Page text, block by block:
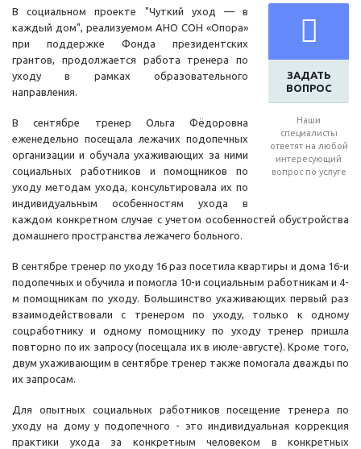
ЗАДАТЬ
ВОПРОС
Наши
специалисты
ответят на любой
интересующий
вопрос по услуге
В социальном проекте "Чуткий уход — в
каждый дом", реализуемом АНО СОН «Опора»
при поддержке Фонда президентских
грантов, продолжается работа тренера по
уходу в рамках образовательного
направления.
В сентябре тренер Ольга Фёдоровна
еженедельно посещала лежачих подопечных
организации и обучала ухаживающих за ними
социальных работников и помощников по
уходу методам ухода, консультировала их по
индивидуальным особенностям ухода в
каждом конкретном случае с учетом особенностей обустройства
домашнего пространства лежачего больного.
В сентябре тренер по уходу 16 раз посетила квартиры и дома 16-и
подопечных и обучила и помогла 10-и социальным работникам и 4-
м помощникам по уходу. Большинство ухаживающих первый раз
взаимодействовали с тренером по уходу, только к одному
соцработнику и одному помощнику по уходу тренер пришла
повторно по их запросу (посещала их в июле-августе). Кроме того,
двум ухаживающим в сентябре тренер также помогала дважды по
их запросам.
Для опытных социальных работников посещение тренера по
уходу на дому у подопечного - это индивидуальная коррекция
практики ухода за конкретным человеком в конкретных